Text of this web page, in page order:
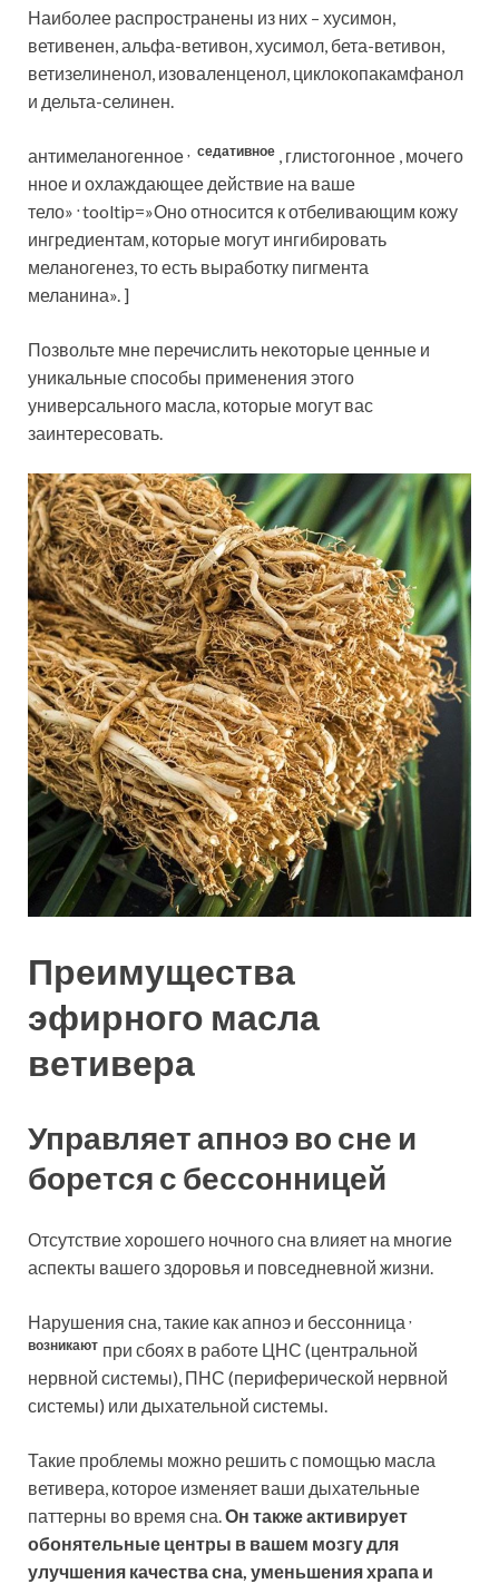
Наиболее распространены из них – хусимон,
ветивенен, альфа-ветивон, хусимол, бета-ветивон,
ветизелиненол, изоваленценол, циклокопакамфанол
и дельта-селинен.
антимеланогенное седативное
, глистогонное , мочего
нное и охлаждающее действие на ваше
тело» . tooltip=»Оно относится к отбеливающим кожу
ингредиентам, которые могут ингибировать
меланогенез, то есть выработку пигмента
меланина». ]
Позвольте мне перечислить некоторые ценные и
уникальные способы применения этого
универсального масла, которые могут вас
заинтересовать.
Преимущества
эфирного масла
ветивера
Управляет апноэ во сне и
борется с бессонницей
Отсутствие хорошего ночного сна влияет на многие
аспекты вашего здоровья и повседневной жизни.
Нарушения сна, такие как апноэ и бессонница ,
возникают при сбоях в работе ЦНС (центральной
нервной системы), ПНС (периферической нервной
системы) или дыхательной системы.
Такие проблемы можно решить с помощью масла
ветивера, которое изменяет ваши дыхательные
паттерны во время сна.Он также активирует
обонятельные центры в вашем мозгу для
улучшения качества сна, уменьшения храпа и